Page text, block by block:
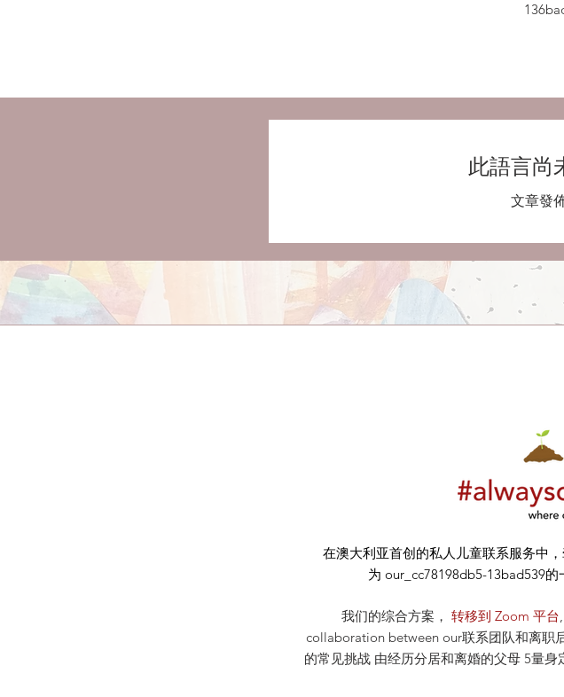
此語言尚
文章發
在澳大利亚首创的私人儿童联系服务中
为 our_cc78198db5-13bad539的
我们的综合方案， 转移到 Zoom 平台
collaboration between our联系团队和离职
的常见挑战 由经历分居和离婚的父母 5量身